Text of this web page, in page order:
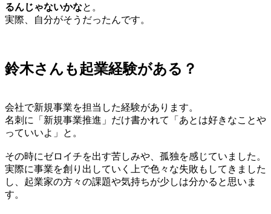
るんじゃないかなと。
実際、自分がそうだったんです。
鈴木さんも起業経験がある？
会社で新規事業を担当した経験があります。
名刺に「新規事業推進」だけ書かれて「あとは好きなことや
っていいよ」と。
その時にゼロイチを出す苦しみや、孤独を感じていました。
実際に事業を創り出していく上で色々な失敗もしてきました
し、起業家の方々の課題や気持ちが少しは分かると思いま
す。